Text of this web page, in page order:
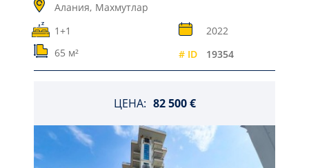
Алания, Махмутлар
1+1
2022
65 м²
# ID 19354
ЦЕНА: 82 500 €